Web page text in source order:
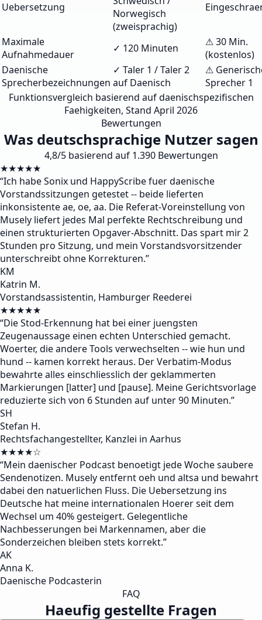
Uebersetzung
Norwegisch
(zweisprachig)
Maximale
Aufnahmedauer
✓ 120 Minuten
⚠ 30 Min.
(kostenlos)
Daenische
Sprecherbezeichnungen
✓ Taler 1 / Taler 2
auf Daenisch
⚠
Sprecher 1
Funktionsvergleich basierend auf daenischspezifischen
Faehigkeiten, Stand April 2026
Bewertungen
Was deutschsprachige Nutzer sagen
4,8/5 basierend auf 1.390 Bewertungen
★★★★★
“Ich habe Sonix und HappyScribe fuer daenische
Vorstandssitzungen getestet -- beide lieferten
inkonsistente ae, oe, aa. Die Referat-Voreinstellung von
Musely liefert jedes Mal perfekte Rechtschreibung und
einen strukturierten Opgaver-Abschnitt. Das spart mir 2
Stunden pro Sitzung, und mein Vorstandsvorsitzender
unterschreibt ohne Korrekturen.”
KM
Katrin M.
Vorstandsassistentin, Hamburger Reederei
★★★★★
“Die Stod-Erkennung hat bei einer juengsten
Zeugenaussage einen echten Unterschied gemacht.
Woerter, die andere Tools verwechselten -- wie hun und
hund -- kamen korrekt heraus. Der Verbatim-Modus
bewahrte alles einschliesslich der geklammerten
Markierungen [latter] und [pause]. Meine Gerichtsvorlage
reduzierte sich von 6 Stunden auf unter 90 Minuten.”
SH
Stefan H.
Rechtsfachangestellter, Kanzlei in Aarhus
★★★★☆
“Mein daenischer Podcast benoetigt jede Woche saubere
Sendenotizen. Musely entfernt oeh und altsa und bewahrt
dabei den natuerlichen Fluss. Die Uebersetzung ins
Deutsche hat meine internationalen Hoerer seit dem
Wechsel um 40% gesteigert. Gelegentliche
Nachbesserungen bei Markennamen, aber die
Sonderzeichen bleiben stets korrekt.”
AK
Anna K.
Daenische Podcasterin
FAQ
Haeufig gestellte Fragen